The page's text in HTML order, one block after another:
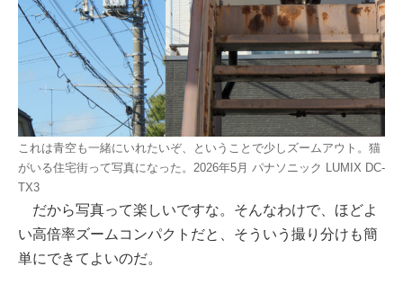
これは青空も一緒にいれたいぞ、ということで少しズームアウト。猫
がいる住宅街って写真になった。2026年5月 パナソニック LUMIX DC-
TX3
だから写真って楽しいですな。そんなわけで、ほどよ
い高倍率ズームコンパクトだと、そういう撮り分けも簡
単にできてよいのだ。